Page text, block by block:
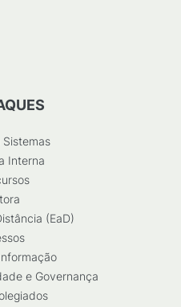
Sistemas
Interna
(EaD)
e Governança